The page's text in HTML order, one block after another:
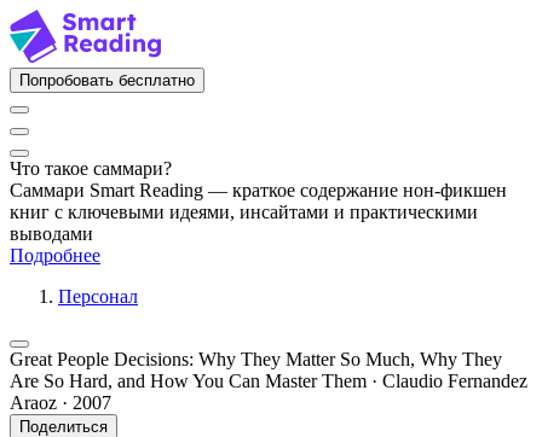
Попробовать бесплатно
Что такое саммари?
Саммари Smart Reading — краткое содержание нон-фикшен
книг с ключевыми идеями, инсайтами и практическими
выводами
Подробнее
Персонал
Great People Decisions: Why They Matter So Much, Why They
Are So Hard, and How You Can Master Them · Claudio Fernandez
Araoz · 2007
Поделиться